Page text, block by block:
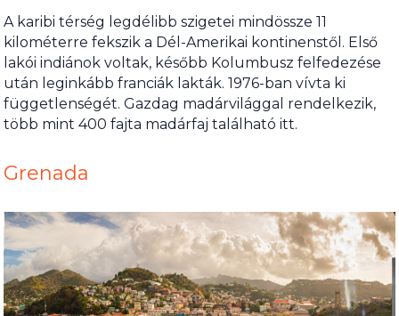
A karibi térség legdélibb szigetei mindössze 11
kilométerre fekszik a Dél-Amerikai kontinenstől. Első
lakói indiánok voltak, később Kolumbusz felfedezése
után leginkább franciák lakták. 1976-ban vívta ki
függetlenségét. Gazdag madárvilággal rendelkezik,
több mint 400 fajta madárfaj található itt.
Grenada